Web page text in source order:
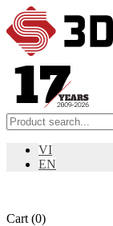
VI
EN
Cart (0)